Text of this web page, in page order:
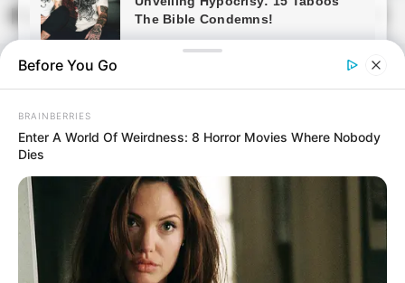
Magyarmozaik.com
Before You Go
BRAINBERRIES
Enter A World Of Weirdness: 8 Horror Movies Where Nobody
Dies